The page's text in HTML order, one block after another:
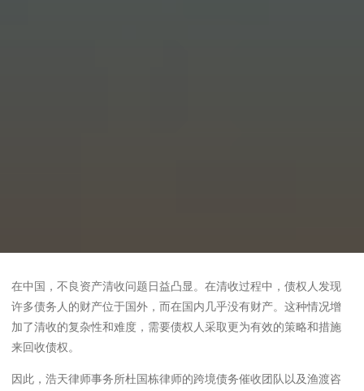
在中国，不良资产清收问题日益凸显。在清收过程中，债权人发现
许多债务人的财产位于国外，而在国内几乎没有财产。这种情况增
加了清收的复杂性和难度，需要债权人采取更为有效的策略和措施
来回收债权。
因此，浩天律师事务所杜国栋律师的跨境债务催收团队以及渔渡咨